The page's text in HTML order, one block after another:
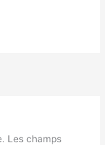
Les champs